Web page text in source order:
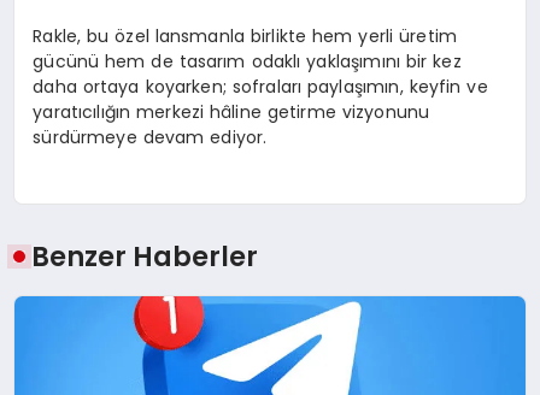
Rakle, bu özel lansmanla birlikte hem yerli üretim
gücünü hem de tasarım odaklı yaklaşımını bir kez
daha ortaya koyarken; sofraları paylaşımın, keyfin ve
yaratıcılığın merkezi hâline getirme vizyonunu
sürdürmeye devam ediyor.
Benzer Haberler